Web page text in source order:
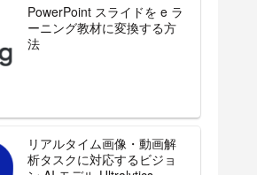
PowerPoint スライドを e ラ
ーニング教材に変換する方
法
リアルタイム画像・動画解
析タスクに対応するビジョ